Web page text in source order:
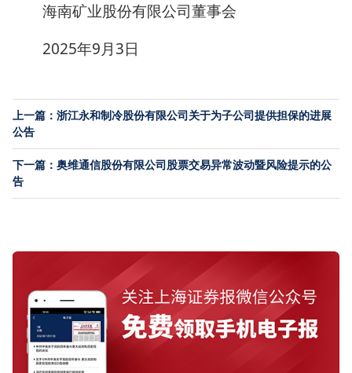
海南矿业股份有限公司董事会
2025年9月3日
上一篇：浙江永和制冷股份有限公司关于为子公司提供担保的进展
公告
下一篇：奥维通信股份有限公司股票交易异常波动暨风险提示的公
告